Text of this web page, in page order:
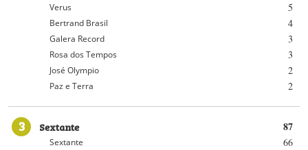
5
Verus
4
Bertrand Brasil
3
Galera Record
3
Rosa dos Tempos
2
José Olympio
2
Paz e Terra
3 87
Sextante
66
Sextante